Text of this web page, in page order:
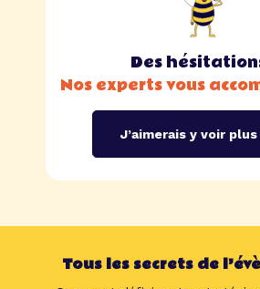
Des
Nos experts vous
J’aimerais y voir
Tous les secrets de